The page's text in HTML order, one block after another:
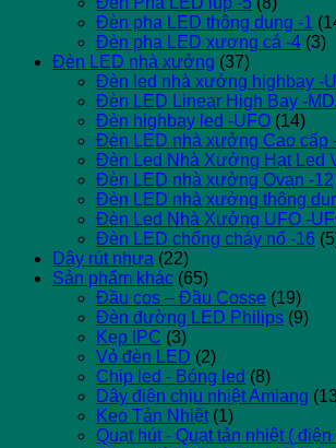
Đèn pha LED thông dụng -1
Đèn pha LED xương cá -4 (3)
Đèn LED nhà xưởng (37)
Đèn led nhà xưởng highbay -
Đèn LED Linear High Bay -
Đèn highbay led -UFO (14)
Đèn LED nhà xưởng Cao cấp
Đèn Led Nhà Xưởng Hạt Led
Đèn LED nhà xưởng Ovan -12
Đèn LED nhà xưởng thông
Đèn Led Nhà Xưởng UFO -
Đèn LED chống cháy nổ -16
Dây rút nhựa (22)
Sản phẩm khác (65)
Đầu cos – Đầu Cosse (19)
Đèn đường LED Philips (9)
Kẹp IPC (3)
Vỏ đèn LED (2)
Chip led - Bóng led (8)
Dây điện chịu nhiệt Amiang
Keo Tản Nhiệt (1)
Quạt hút - Quạt tản nhiệt (